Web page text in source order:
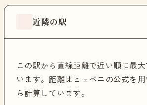
近隣の駅
この駅から直線距離で近い順に最
います。距離はヒュベニの公式を
ら計算しています。